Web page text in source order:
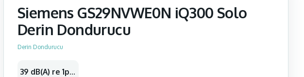
Siemens GS29NVWE0N iQ300 Solo
Derin Dondurucu
Derin Dondurucu
39 dB(A) re 1pW